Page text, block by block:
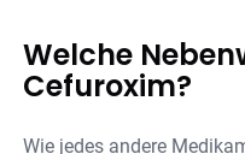
Welche
Cefuroxim?
Wie jedes andere